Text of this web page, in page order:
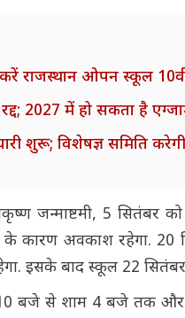
करें राजस्थान ओपन स्कूल
2027 में हो सकता है
शुरू; विशेषज्ञ समिति
जन्माष्टमी, 5 सितंबर
के कारण अवकाश रहेगा. 20
इसके बाद स्कूल 22
बजे से शाम 4 बजे तक